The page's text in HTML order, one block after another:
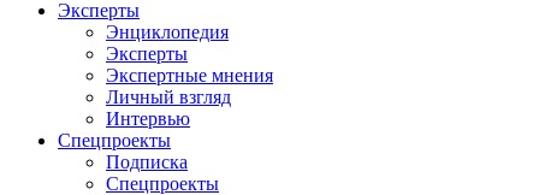
Эксперты
Энциклопедия
Эксперты
Экспертные мнения
Личный взгляд
Интервью
Спецпроекты
Подписка
Спецпроекты